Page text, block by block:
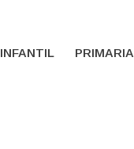
INFANTIL PRIMARIA